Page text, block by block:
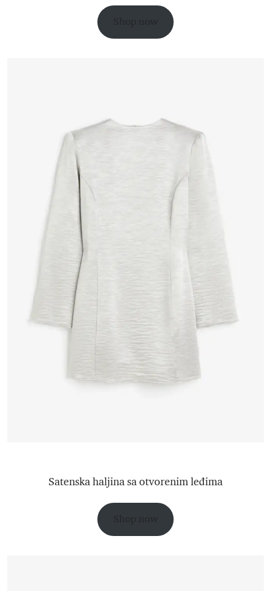
Shop now
Satenska haljina sa otvorenim leđima
Shop now